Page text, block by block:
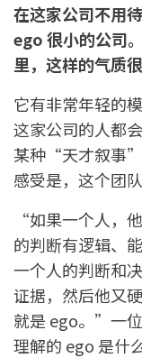
在这家公司不用
ego 很小的公司
里，这样的气质
它有非常年轻的
这家公司的人都
某种“天才叙事”
感受是，这个团
“如果一个人，
的判断有逻辑、
一个人的判断和
证据，然后他又
就是 ego。”一
理解的 ego 是什么